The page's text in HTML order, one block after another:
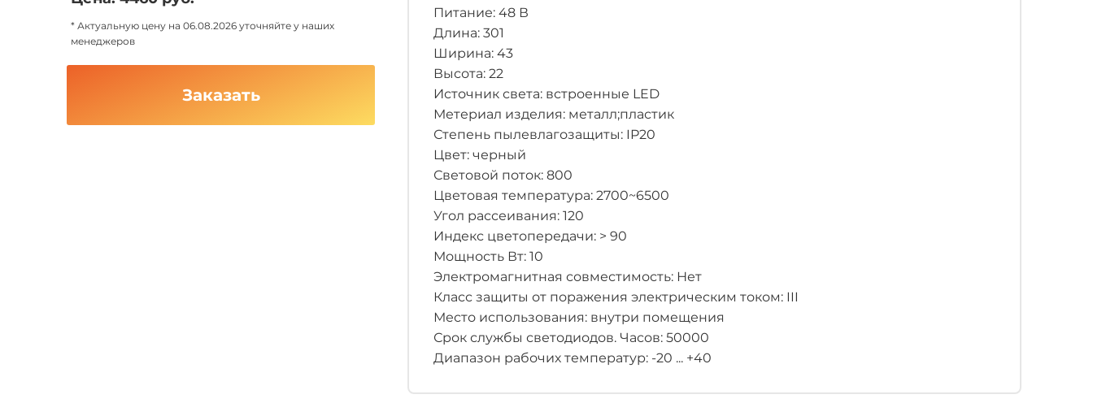
* Актуальную цену на 06.08.2026 уточняйте у наших
менеджеров
Заказать
Питание: 48 В
Длина: 301
Ширина: 43
Высота: 22
Источник света: встроенные LED
Метериал изделия: металл;пластик
Степень пылевлагозащиты: IP20
Цвет: черный
Световой поток: 800
Цветовая температура: 2700~6500
Угол рассеивания: 120
Индекс цветопередачи: > 90
Мощность Вт: 10
Электромагнитная совместимость: Нет
Класс защиты от поражения электрическим током: III
Место использования: внутри помещения
Срок службы светодиодов. Часов: 50000
Диапазон рабочих температур: -20 ... +40